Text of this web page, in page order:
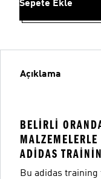
Sepete Ekle
Açıklama
BELIRLI
ADIDAS
Bu adidas